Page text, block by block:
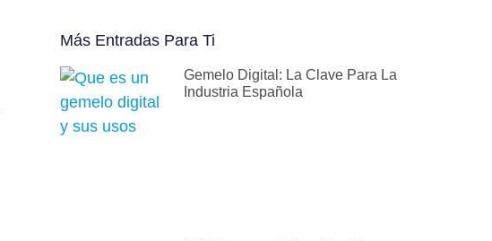
Más Entradas Para Ti
Gemelo Digital: La Clave Para La
Industria Española